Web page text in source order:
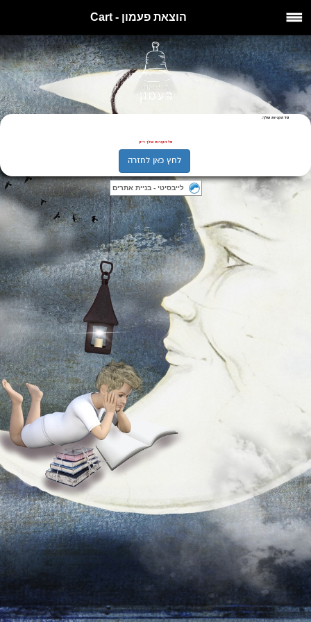
הוצאת פעמון - Cart
סל הקניות שלך:
סל הקניות שלך ריק
לחץ כאן לחזרה
לייבסיטי - בניית אתרים